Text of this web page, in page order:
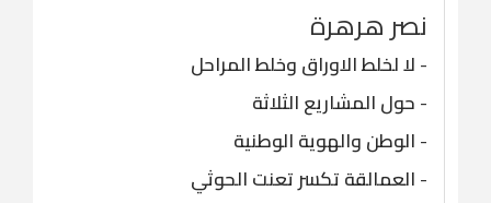
نصر هرهرة
-لا لخلط الاوراق وخلط المراحل
-حول المشاريع الثلاثة
-الوطن والهوية الوطنية
-العمالقة تكسر تعنت الحوثي